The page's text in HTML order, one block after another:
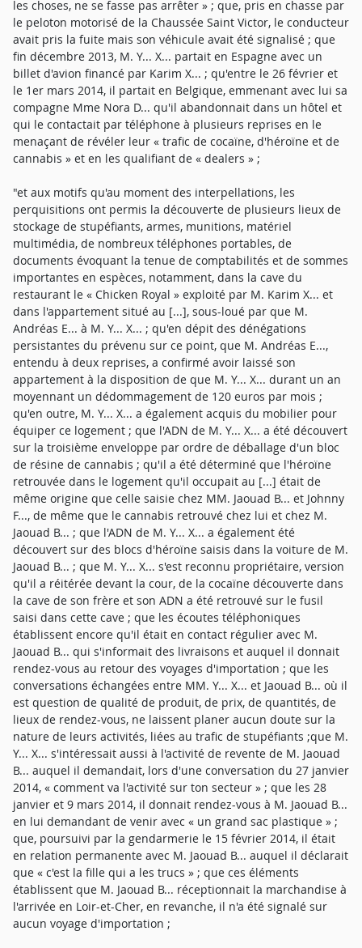
les choses, ne se fasse pas arrêter » ; que, pris en chasse par
le peloton motorisé de la Chaussée Saint Victor, le conducteur
avait pris la fuite mais son véhicule avait été signalisé ; que
fin décembre 2013, M. Y... X... partait en Espagne avec un
billet d'avion financé par Karim X... ; qu'entre le 26 février et
le 1er mars 2014, il partait en Belgique, emmenant avec lui sa
compagne Mme Nora D... qu'il abandonnait dans un hôtel et
qui le contactait par téléphone à plusieurs reprises en le
menaçant de révéler leur « trafic de cocaïne, d'héroïne et de
cannabis » et en les qualifiant de « dealers » ;
"et aux motifs qu'au moment des interpellations, les
perquisitions ont permis la découverte de plusieurs lieux de
stockage de stupéfiants, armes, munitions, matériel
multimédia, de nombreux téléphones portables, de
documents évoquant la tenue de comptabilités et de sommes
importantes en espèces, notamment, dans la cave du
restaurant le « Chicken Royal » exploité par M. Karim X... et
dans l'appartement situé au [...], sous-loué par que M.
Andréas E... à M. Y... X... ; qu'en dépit des dénégations
persistantes du prévenu sur ce point, que M. Andréas E...,
entendu à deux reprises, a confirmé avoir laissé son
appartement à la disposition de que M. Y... X... durant un an
moyennant un dédommagement de 120 euros par mois ;
qu'en outre, M. Y... X... a également acquis du mobilier pour
équiper ce logement ; que l'ADN de M. Y... X... a été découvert
sur la troisième enveloppe par ordre de déballage d'un bloc
de résine de cannabis ; qu'il a été déterminé que l'héroïne
retrouvée dans le logement qu'il occupait au [...] était de
même origine que celle saisie chez MM. Jaouad B... et Johnny
F..., de même que le cannabis retrouvé chez lui et chez M.
Jaouad B... ; que l'ADN de M. Y... X... a également été
découvert sur des blocs d'héroïne saisis dans la voiture de M.
Jaouad B... ; que M. Y... X... s'est reconnu propriétaire, version
qu'il a réitérée devant la cour, de la cocaïne découverte dans
la cave de son frère et son ADN a été retrouvé sur le fusil
saisi dans cette cave ; que les écoutes téléphoniques
établissent encore qu'il était en contact régulier avec M.
Jaouad B... qui s'informait des livraisons et auquel il donnait
rendez-vous au retour des voyages d'importation ; que les
conversations échangées entre MM. Y... X... et Jaouad B... où il
est question de qualité de produit, de prix, de quantités, de
lieux de rendez-vous, ne laissent planer aucun doute sur la
nature de leurs activités, liées au trafic de stupéfiants ;que M.
Y... X... s'intéressait aussi à l'activité de revente de M. Jaouad
B... auquel il demandait, lors d'une conversation du 27 janvier
2014, « comment va l'activité sur ton secteur » ; que les 28
janvier et 9 mars 2014, il donnait rendez-vous à M. Jaouad B...
en lui demandant de venir avec « un grand sac plastique » ;
que, poursuivi par la gendarmerie le 15 février 2014, il était
en relation permanente avec M. Jaouad B... auquel il déclarait
que « c'est la fille qui a les trucs » ; que ces éléments
établissent que M. Jaouad B... réceptionnait la marchandise à
l'arrivée en Loir-et-Cher, en revanche, il n'a été signalé sur
aucun voyage d'importation ;